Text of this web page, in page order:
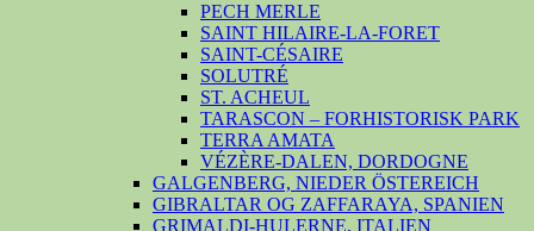
PECH MERLE
SAINT HILAIRE-LA-FORET
SAINT-CÉSAIRE
SOLUTRÉ
ST. ACHEUL
TARASCON – FORHISTORISK PARK
TERRA AMATA
VÉZÈRE-DALEN, DORDOGNE
GALGENBERG, NIEDER ÖSTEREICH
GIBRALTAR OG ZAFFARAYA, SPANIEN
GRIMALDI-HULERNE, ITALIEN